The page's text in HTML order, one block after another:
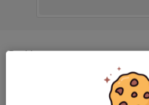
Position
-
10 år